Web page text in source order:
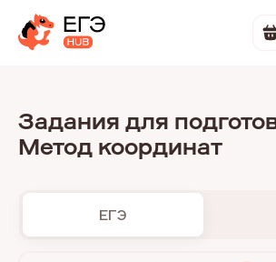
Задания для
Метод координат
ЕГЭ